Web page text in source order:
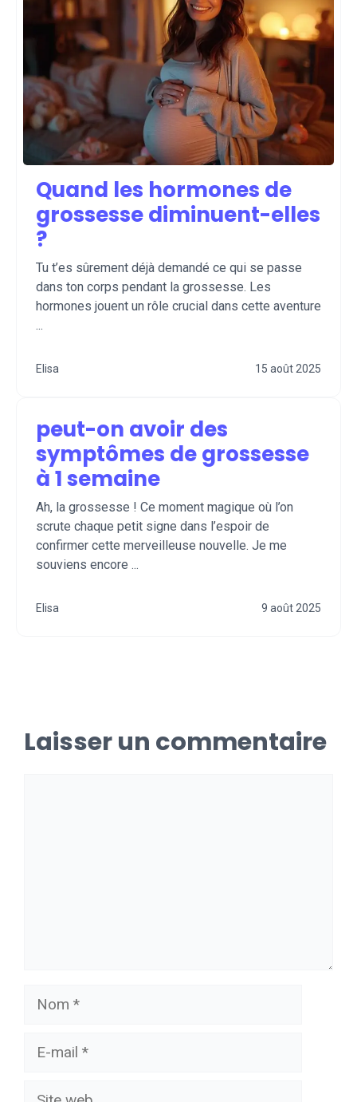
Quand les hormones de
grossesse diminuent-elles
?
Tu t’es sûrement déjà demandé ce qui se passe
dans ton corps pendant la grossesse. Les
hormones jouent un rôle crucial dans cette aventure
...
Elisa 15 août 2025
peut-on avoir des
symptômes de grossesse
à 1 semaine
Ah, la grossesse ! Ce moment magique où l’on
scrute chaque petit signe dans l’espoir de
confirmer cette merveilleuse nouvelle. Je me
souviens encore ...
Elisa 9 août 2025
Laisser un commentaire